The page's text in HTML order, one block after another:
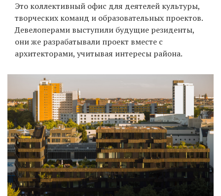
Это коллективный офис для деятелей культуры,
творческих команд и образовательных проектов.
Девелоперами выступили будущие резиденты,
они же разрабатывали проект вместе с
архитекторами, учитывая интересы района.